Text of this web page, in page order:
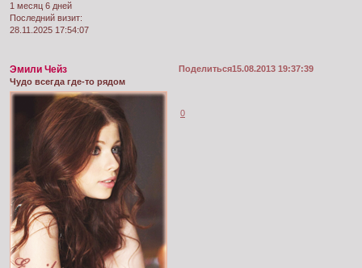
1 месяц 6 дней
Последний визит:
28.11.2025 17:54:07
Поделиться15.08.2013 19:37:39
Эмили Чейз
Чудо всегда где-то рядом
0